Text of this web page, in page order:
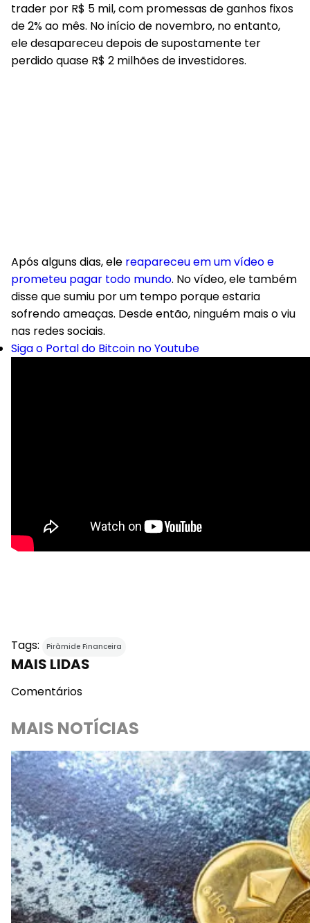
trader por R$ 5 mil, com promessas de ganhos fixos
de 2% ao mês. No início de novembro, no entanto,
ele desapareceu depois de supostamente ter
perdido quase R$ 2 milhões de investidores.
Após alguns dias, ele reapareceu em um vídeo e
prometeu pagar todo mundo. No vídeo, ele também
disse que sumiu por um tempo porque estaria
sofrendo ameaças. Desde então, ninguém mais o viu
nas redes sociais.
Siga o Portal do Bitcoin no Youtube
Tags: Pirâmide Financeira
MAIS LIDAS
Comentários
MAIS NOTÍCIAS